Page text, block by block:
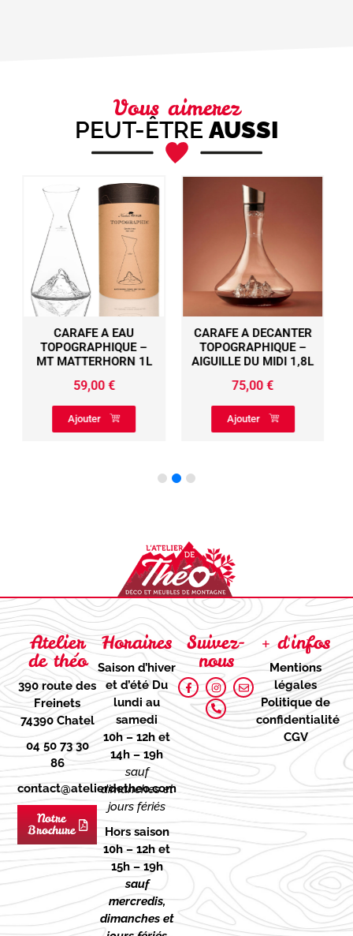
Vous aimerez
PEUT-ÊTRE AUSSI
CARAFE A DECANTER
TOPOGRAPHIQUE –
AIGUILLE DU MIDI 1,8L
75,00
Ajouter
COFFRET 2 SHOOTERS
TOPOGRAPHIQUE –
MONT BLANC ET
Ajouter
Atelier
de théo
390 route des
Freinets
74390 Chatel
04 50 73 30
86
contact@atelierdetheo.com
Notre
Brochure
Horaires
Saison d’hiver
et d’étéDu
lundi au
samedi
10h – 12h et
14h – 19h
sauf
dimanches et
jours fériés
Hors saison
10h – 12h et
15h – 19h
sauf
mercredis,
dimanches et
Suivez-
nous
+ d'infos
Mentions
légales
Politique de
confidentialité
CGV